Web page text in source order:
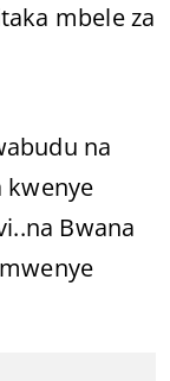
mbele za
na
kwenye
Bwana